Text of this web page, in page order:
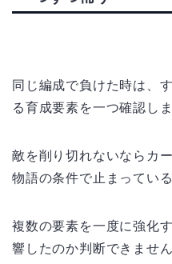
同じ編成で負けた時は、
る育成要素を一つ確認しま
敵を削り切れないならカ
物語の条件で止まってい
複数の要素を一度に強化
響したのか判断できません